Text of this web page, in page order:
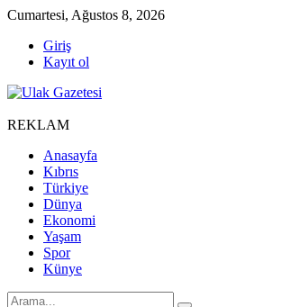
Cumartesi, Ağustos 8, 2026
Giriş
Kayıt ol
REKLAM
Anasayfa
Kıbrıs
Türkiye
Dünya
Ekonomi
Yaşam
Spor
Künye